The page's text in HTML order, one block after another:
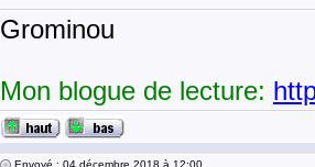
Grominou
Mon blogue de lecture:
Envoyé : 04 décembre 2018 à 12:00